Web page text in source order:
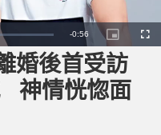
R
e
m
-0:56
P
i
c
t
u
r
e
i
F
u
婚後首受訪
神情恍惚面